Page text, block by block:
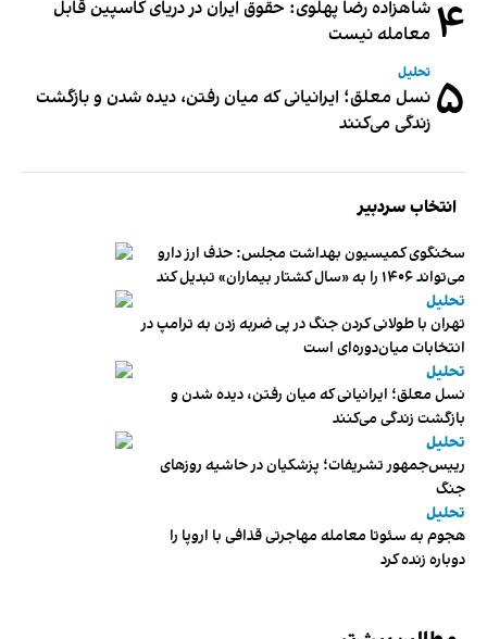
۴ شاهزاده رضا پهلوی: حقوق ایران در دریای کاسپین قابل
معامله نیست
۵ تحلیل
نسل معلق؛ ایرانیانی که میان رفتن، دیده شدن و بازگشت
زندگی می‌کنند
انتخاب سردبیر
سخنگوی کمیسیون بهداشت مجلس: حذف ارز دارو
می‌تواند ۱۴۰۶ را به «سال کشتار بیماران» تبدیل کند
تحلیل
تهران با طولانی کردن جنگ در پی ضربه زدن به ترامپ در
انتخابات میان‌دوره‌ای است
تحلیل
نسل معلق؛ ایرانیانی که میان رفتن، دیده شدن و
بازگشت زندگی می‌کنند
تحلیل
رییس‌جمهور تشریفات؛ پزشکیان در حاشیه روزهای
جنگ
تحلیل
هجوم به سئوتا معامله مهاجرتی قذافی با اروپا را
دوباره زنده کرد